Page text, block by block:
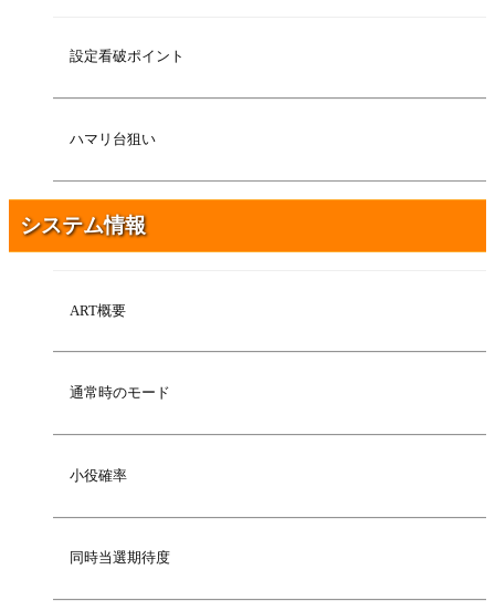
設定看破ポイント
ハマリ台狙い
システム情報
ART概要
通常時のモード
小役確率
同時当選期待度